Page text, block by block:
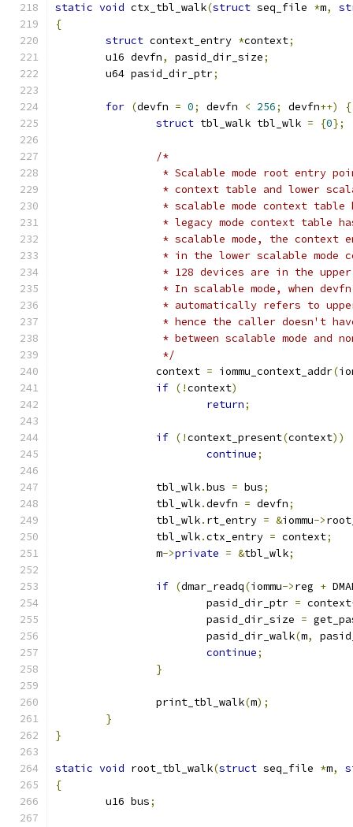
static void ctx_tbl_walk(struct seq_file *m,
{
struct context_entry *context;
	u16 devfn
, pasid_dir_size;
	u64 pasid_dir_ptr
;
for (devfn = 0; devfn < 256; devfn++)
{
struct tbl_walk tbl_wlk = {0};
/*
* Scalable mode root entry
* context table and lower
* scalable mode context
* legacy mode context table
* scalable mode, the context
* in the lower scalable mode
* 128 devices are in the
* In scalable mode, when
* automatically refers to
* hence the caller doesn't
* between scalable mode and
		 */
		context
= iommu_context_addr(
if (!context)
return;
if (!context_present(context))
continue;
		tbl_wlk
.bus = bus;
		tbl_wlk
.devfn = devfn;
		tbl_wlk
. rt_entry = &iommu->
		tbl_wlk
.ctx_entry = context;
		m
->private = &tbl_wlk;
if (dmar_readq(iommu->reg +
			pasid_dir_ptr
= context
			pasid_dir_size
=
			pasid_dir_walk
(m,
continue;
}
		print_tbl_walk
(m);
}
}
static void root_tbl_walk(struct seq_file *m,
{
	u16 bus
;